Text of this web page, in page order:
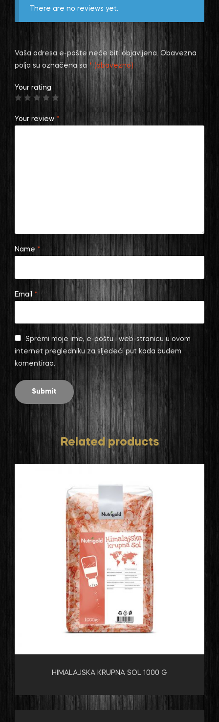
There are no reviews yet.
Vaša adresa e-pošte neće biti objavljena. Obavezna
polja su označena sa * (obavezno)
Your rating
Your review *
Name *
Email *
Spremi moje ime, e-poštu i web-stranicu u ovom
internet pregledniku za sljedeći put kada budem
komentirao.
Related products
HIMALAJSKA KRUPNA SOL 1000 G